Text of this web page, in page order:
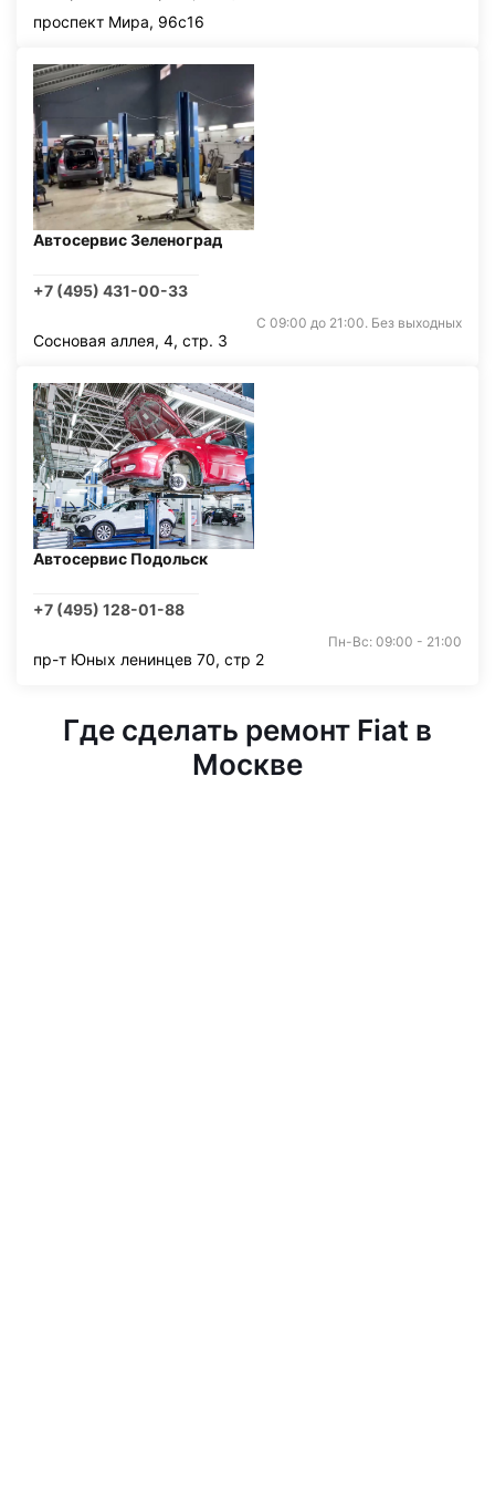
проспект Мира, 96с16
Автосервис Зеленоград
+7 (495) 431-00-33
С 09:00 до 21:00. Без выходных
Сосновая аллея, 4, стр. 3
Автосервис Подольск
+7 (495) 128-01-88
Пн-Вс: 09:00 - 21:00
пр-т Юных ленинцев 70, стр 2
Где сделать ремонт Fiat в
Москве